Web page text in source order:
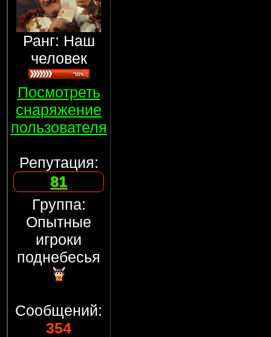
Ранг: Наш
человек
Посмотреть
снаряжение
пользователя
Репутация:
81
Группа:
Опытные
игроки
поднебесья
Сообщений:
354